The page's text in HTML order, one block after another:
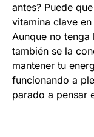
antes? Puede
vitamina clave
Aunque no
también se la
mantener tu
funcionando a
parado a pensar